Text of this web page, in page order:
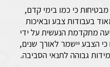
מבטיחות כי כמו בימי קדם,
בעבודות צבע ובאיכות
מתקדמת הנעשית על ידי
כי הצבע יישמר לאורך שנים,
גבוהה לתנאי הסביבה.